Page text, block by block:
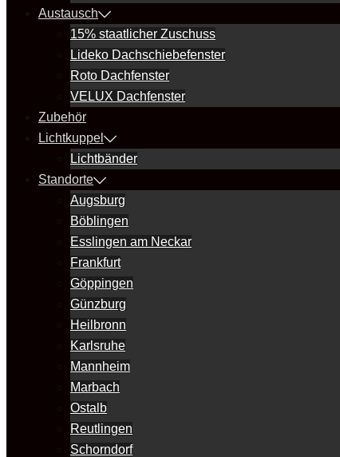
Austausch
15% staatlicher Zuschuss
Lideko Dachschiebefenster
Roto Dachfenster
VELUX Dachfenster
Zubehör
Lichtkuppel
Lichtbänder
Standorte
Augsburg
Böblingen
Esslingen am Neckar
Frankfurt
Göppingen
Günzburg
Heilbronn
Karlsruhe
Mannheim
Marbach
Ostalb
Reutlingen
Schorndorf